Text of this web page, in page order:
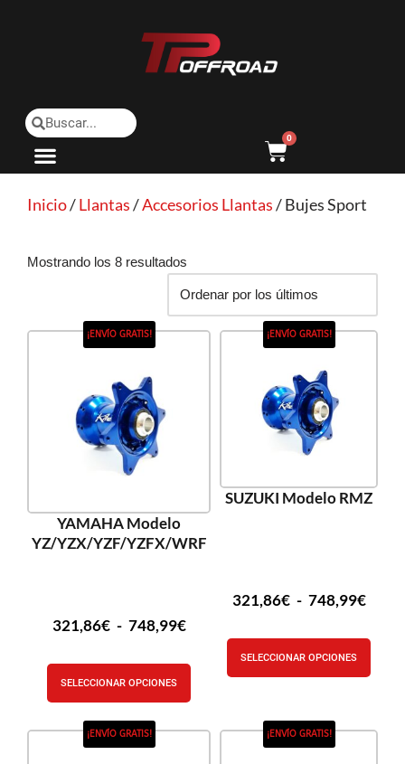
0
Inicio/Llantas/Accesorios Llantas/ Bujes Sport
Mostrando los 8 resultados
¡ENVÍO GRATIS!
YAMAHA Modelo
YZ/YZX/YZF/YZFX/WRF
321,86€ - 748,99€
SELECCIONAR OPCIONES
¡ENVÍO GRATIS!
SUZUKI Modelo RMZ
321,86€ - 748,99€
SELECCIONAR OPCIONES
¡ENVÍO GRATIS! ¡ENVÍO GRATIS!